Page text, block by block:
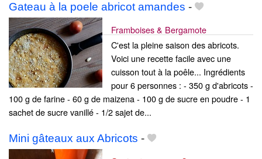
Gateau à la poele abricot amandes -
Framboises & Bergamote
C'est la pleine saison des abricots.
Voici une recette facile avec une
cuisson tout à la poêle... Ingrédients
pour 6 personnes : - 350 g d'abricots -
100 g de farine - 60 g de maizena - 100 g de sucre en poudre - 1
sachet de sucre vanillé - 1/2 sajet de...
Mini gâteaux aux Abricots -